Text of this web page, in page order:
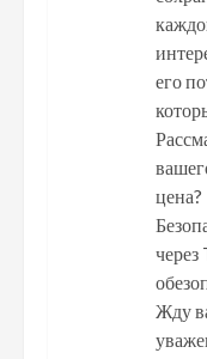
его
цена?
Жду